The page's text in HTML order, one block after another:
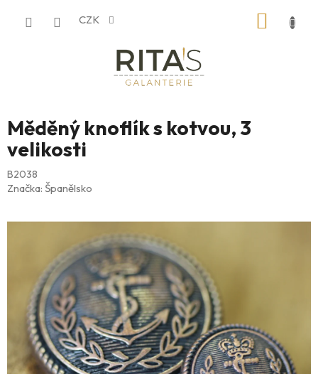
CZK
Měděný knoflík s kotvou, 3
velikosti
B2038
Značka: Španělsko